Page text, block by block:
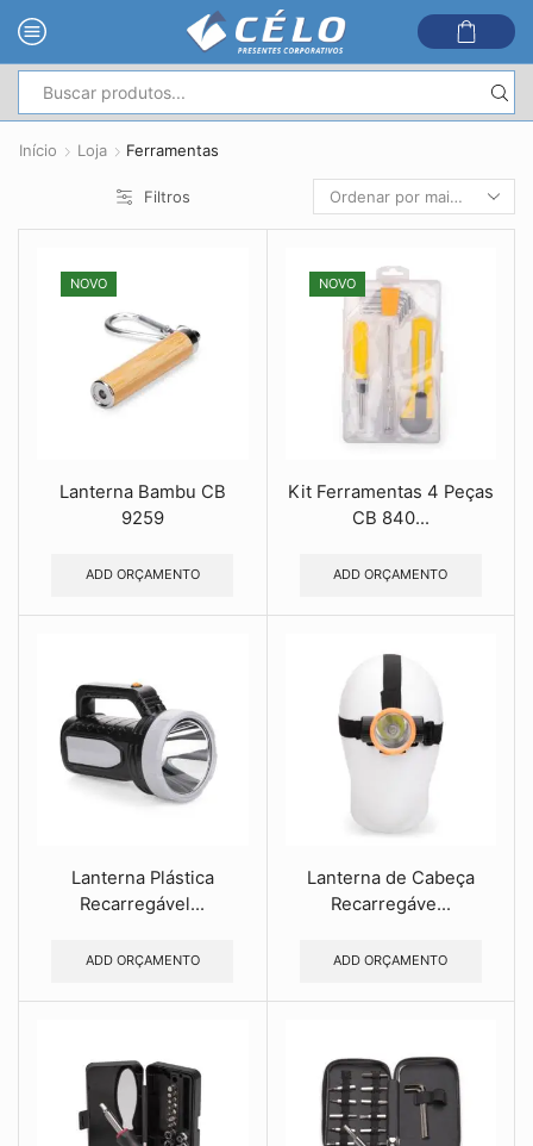
de
Início Loja Ferramentas
Filtros
NOVO
Lanterna Bambu CB
9259
ADD ORÇAMENTO
NOVO
Kit Ferramentas 4 Peças
CB 840...
ADD ORÇAMENTO
Lanterna Plástica
Recarregável...
ADD ORÇAMENTO
Lanterna de Cabeça
Recarregáve...
ADD ORÇAMENTO